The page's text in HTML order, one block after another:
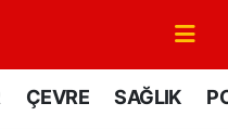
ÇEVRE SAĞLIK